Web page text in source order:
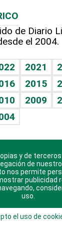
de Diario
el 2004.
2021
2015
2009
aplicaciones
sistema Huawei.
y de
de
nos permite
publicidad
uso.
el uso de